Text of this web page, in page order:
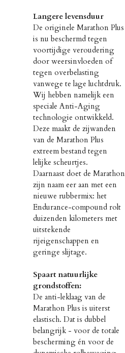
Langere levensduur
De originele Marathon Plus
is nu beschermd tegen
voortijdige veroudering
door weersinvloeden of
tegen overbelasting
vanwege te lage luchtdruk.
Wij hebben namelijk een
speciale Anti-Aging
technologie ontwikkeld.
Deze maakt de zijwanden
van de Marathon Plus
extreem bestand tegen
lelijke scheurtjes.
Daarnaast doet de Marathon
zijn naam eer aan met een
nieuwe rubbermix: het
Endurance-compound rolt
duizenden kilometers met
uitstekende
rijeigenschappen en
geringe slijtage.
Spaart natuurlijke
grondstoffen:
De anti-leklaag van de
Marathon Plus is uiterst
elastisch. Dat is dubbel
belangrijk - voor de totale
bescherming én voor de